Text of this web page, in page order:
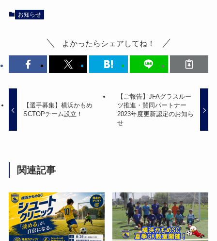
お知らせ
よかったらシェアしてね！
【選手募集】横浜かもめ
SCTOPチーム設立！
【ご報告】JFAグラスルー
ツ推進・賛同パートナー
2023年度更新認定のお知ら
せ
関連記事